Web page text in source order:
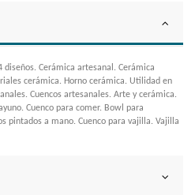
Cerámica artesanal. Cerámica
cerámica. Horno cerámica. Utilidad en
Cuencos artesanales. Arte y cerámica.
Cuenco para comer. Bowl para
pintados a mano. Cuenco para vajilla. Vajilla